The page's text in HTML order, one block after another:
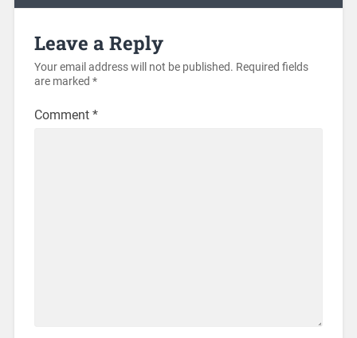
Leave a Reply
Your email address will not be published. Required fields
are marked *
Comment *